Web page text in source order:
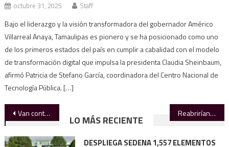
octubre 31, 2025 Staff
Bajo el liderazgo y la visión transformadora del gobernador Américo
Villarreal Anaya, Tamaulipas es pionero y se ha posicionado como uno
de los primeros estados del país en cumplir a cabalidad con el modelo
de transformación digital que impulsa la presidenta Claudia Sheinbaum,
afirmó Patricia de Stefano García, coordinadora del Centro Nacional de
Tecnología Pública. […]
Navegación
de
Van contra aduanales por huachicol fiscal Reabrirían Repuve para rezagados de autos “chocolate”
LO MÁS RECIENTE
DESPLIEGA SEDENA 1,557 ELEMENTOS